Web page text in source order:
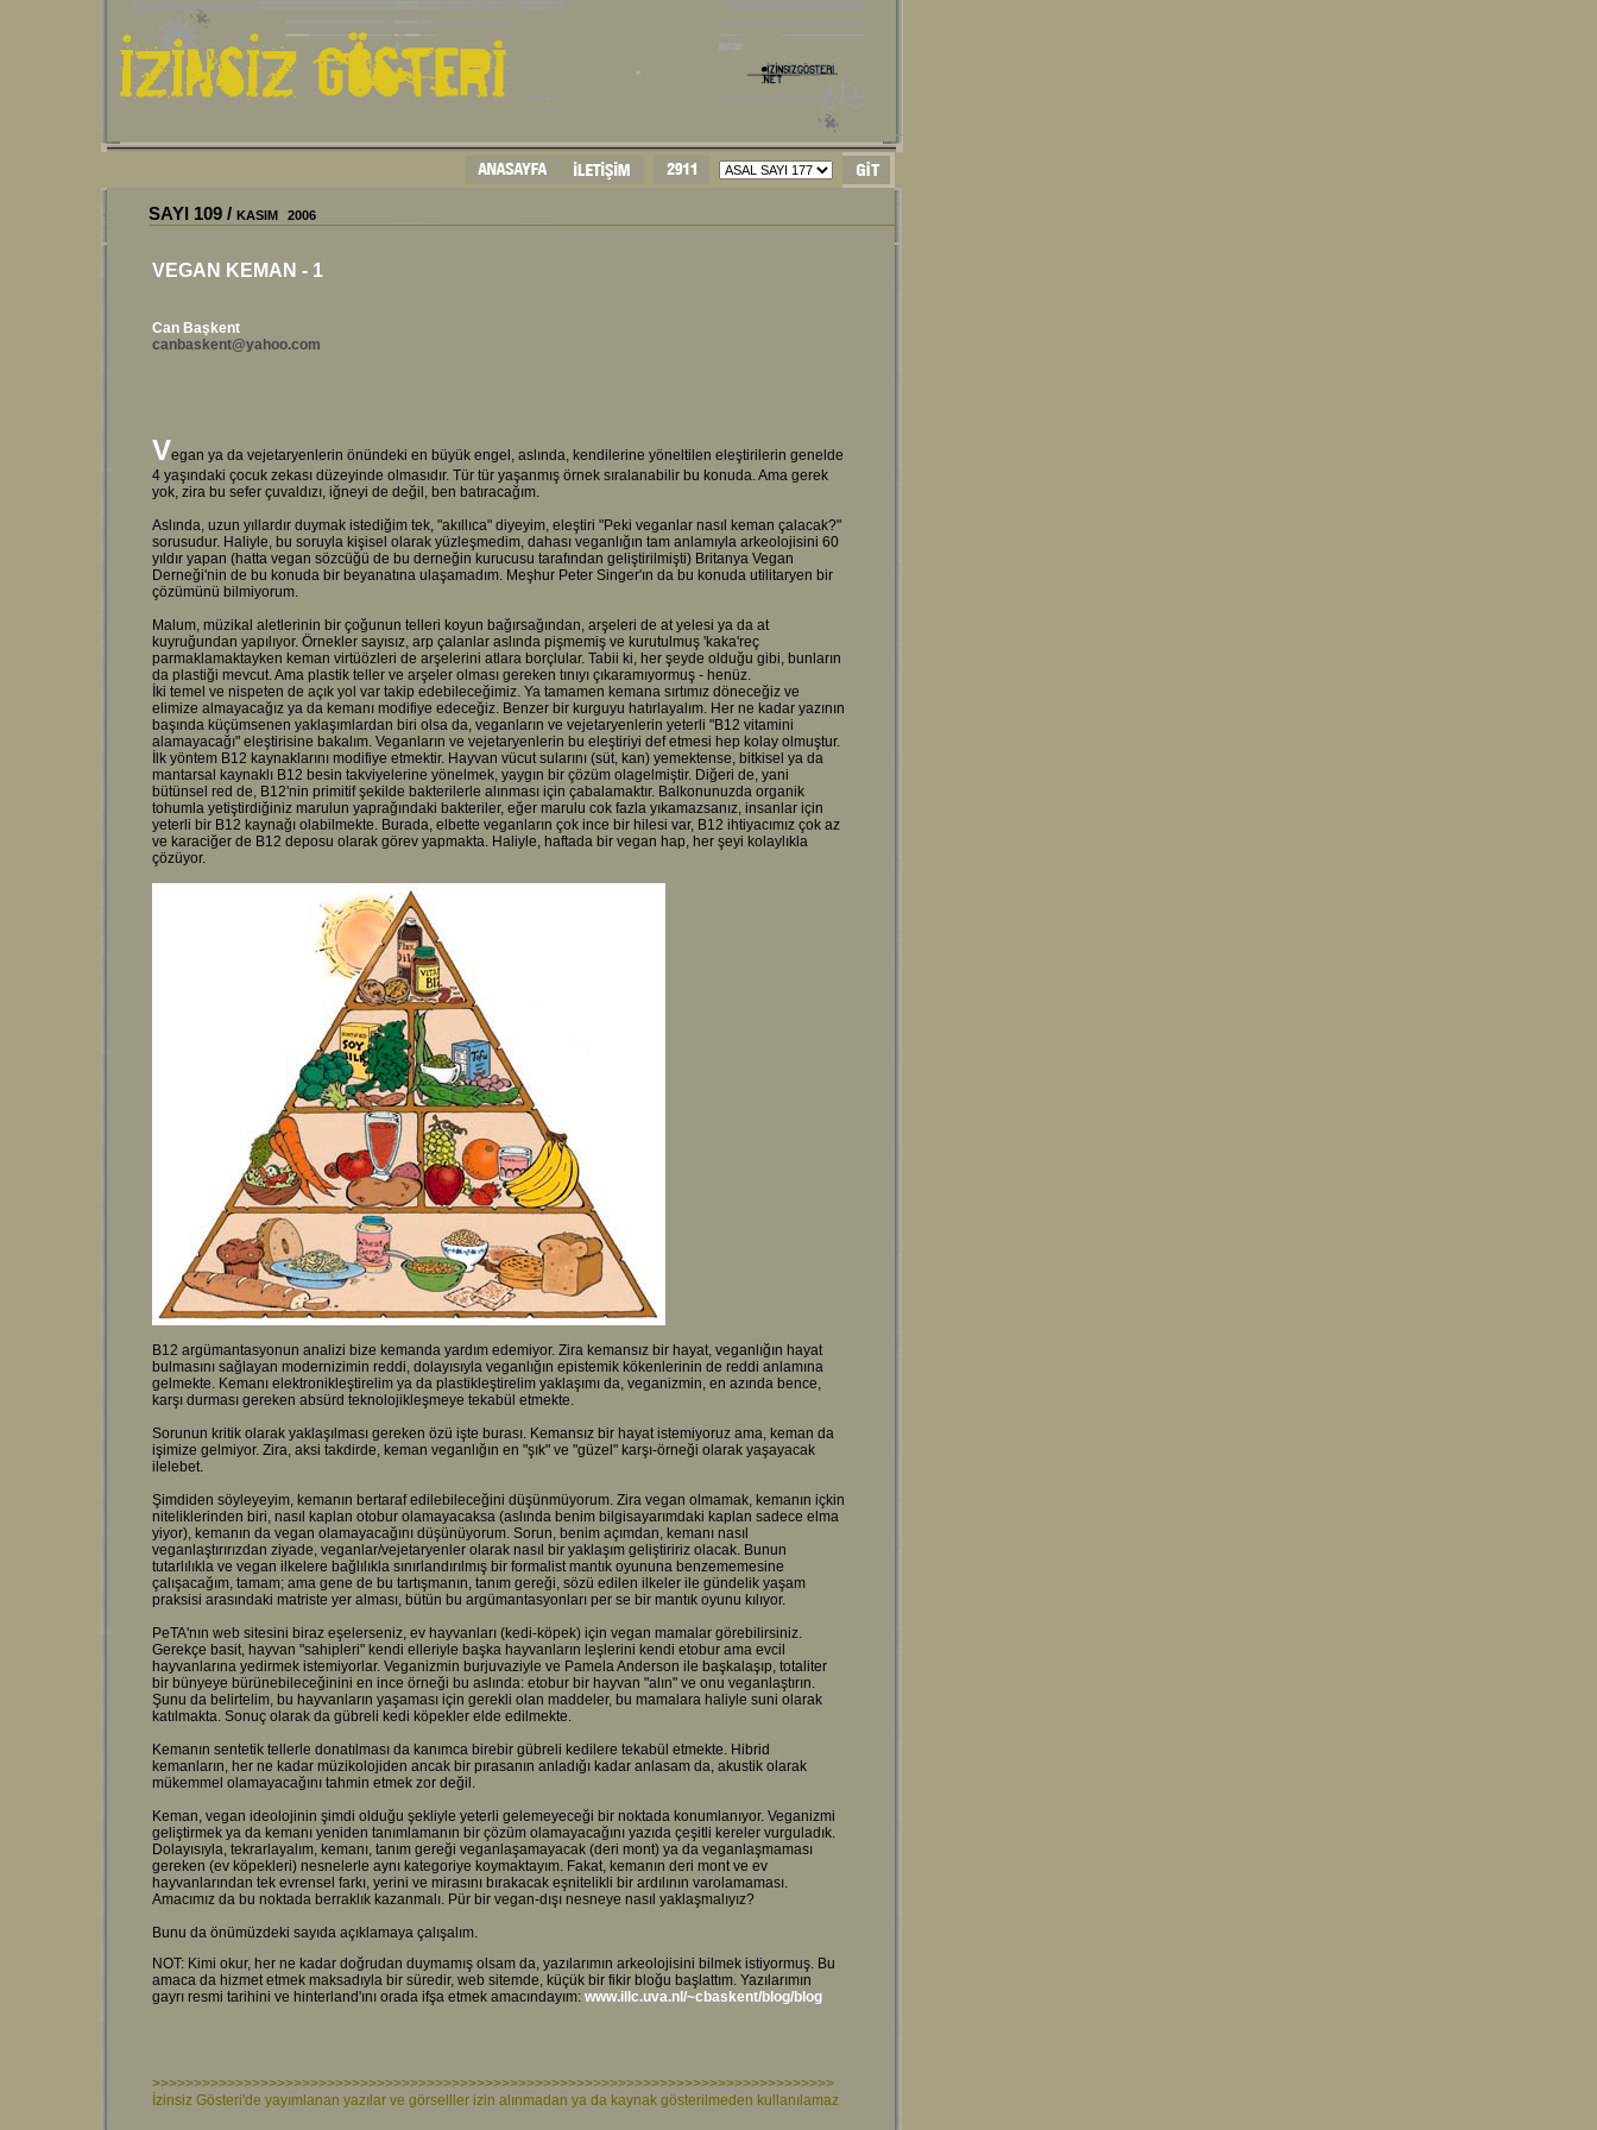
SAYI 109 / KASIM 2006
VEGAN KEMAN - 1
Can Başkent
canbaskent@yahoo.com
Vegan ya da vejetaryenlerin önündeki en büyük engel, aslında, kendilerine yöneltilen eleştirilerin genelde
4 yaşındaki çocuk zekası düzeyinde olmasıdır. Tür tür yaşanmış örnek sıralanabilir bu konuda. Ama gerek
yok, zira bu sefer çuvaldızı, iğneyi de değil, ben batıracağım.
Aslında, uzun yıllardır duymak istediğim tek, "akıllıca" diyeyim, eleştiri "Peki veganlar nasıl keman çalacak?"
sorusudur. Haliyle, bu soruyla kişisel olarak yüzleşmedim, dahası veganlığın tam anlamıyla arkeolojisini 60
yıldır yapan (hatta vegan sözcüğü de bu derneğin kurucusu tarafından geliştirilmişti) Britanya Vegan
Derneği'nin de bu konuda bir beyanatına ulaşamadım. Meşhur Peter Singer'ın da bu konuda utilitaryen bir
çözümünü bilmiyorum.
Malum, müzikal aletlerinin bir çoğunun telleri koyun bağırsağından, arşeleri de at yelesi ya da at
kuyruğundan yapılıyor. Örnekler sayısız, arp çalanlar aslında pişmemiş ve kurutulmuş 'kaka'reç
parmaklamaktayken keman virtüözleri de arşelerini atlara borçlular. Tabii ki, her şeyde olduğu gibi, bunların
da plastiği mevcut. Ama plastik teller ve arşeler olması gereken tınıyı çıkaramıyormuş - henüz.
İki temel ve nispeten de açık yol var takip edebileceğimiz. Ya tamamen kemana sırtımız döneceğiz ve
elimize almayacağız ya da kemanı modifiye edeceğiz. Benzer bir kurguyu hatırlayalım. Her ne kadar yazının
başında küçümsenen yaklaşımlardan biri olsa da, veganların ve vejetaryenlerin yeterli "B12 vitamini
alamayacağı" eleştirisine bakalım. Veganların ve vejetaryenlerin bu eleştiriyi def etmesi hep kolay olmuştur.
İlk yöntem B12 kaynaklarını modifiye etmektir. Hayvan vücut sularını (süt, kan) yemektense, bitkisel ya da
mantarsal kaynaklı B12 besin takviyelerine yönelmek, yaygın bir çözüm olagelmiştir. Diğeri de, yani
bütünsel red de, B12'nin primitif şekilde bakterilerle alınması için çabalamaktır. Balkonunuzda organik
tohumla yetiştirdiğiniz marulun yaprağındaki bakteriler, eğer marulu cok fazla yıkamazsanız, insanlar için
yeterli bir B12 kaynağı olabilmekte. Burada, elbette veganların çok ince bir hilesi var, B12 ihtiyacımız çok az
ve karaciğer de B12 deposu olarak görev yapmakta. Haliyle, haftada bir vegan hap, her şeyi kolaylıkla
çözüyor.
B12 argümantasyonun analizi bize kemanda yardım edemiyor. Zira kemansız bir hayat, veganlığın hayat
bulmasını sağlayan modernizimin reddi, dolayısıyla veganlığın epistemik kökenlerinin de reddi anlamına
gelmekte. Kemanı elektronikleştirelim ya da plastikleştirelim yaklaşımı da, veganizmin, en azında bence,
karşı durması gereken absürd teknolojikleşmeye tekabül etmekte.
Sorunun kritik olarak yaklaşılması gereken özü işte burası. Kemansız bir hayat istemiyoruz ama, keman da
işimize gelmiyor. Zira, aksi takdirde, keman veganlığın en "şık" ve "güzel" karşı-örneği olarak yaşayacak
ilelebet.
Şimdiden söyleyeyim, kemanın bertaraf edilebileceğini düşünmüyorum. Zira vegan olmamak, kemanın içkin
niteliklerinden biri, nasıl kaplan otobur olamayacaksa (aslında benim bilgisayarımdaki kaplan sadece elma
yiyor), kemanın da vegan olamayacağını düşünüyorum. Sorun, benim açımdan, kemanı nasıl
veganlaştırırızdan ziyade, veganlar/vejetaryenler olarak nasıl bir yaklaşım geliştiririz olacak. Bunun
tutarlılıkla ve vegan ilkelere bağlılıkla sınırlandırılmış bir formalist mantık oyununa benzememesine
çalışacağım, tamam; ama gene de bu tartışmanın, tanım gereği, sözü edilen ilkeler ile gündelik yaşam
praksisi arasındaki matriste yer alması, bütün bu argümantasyonları per se bir mantık oyunu kılıyor.
PeTA'nın web sitesini biraz eşelerseniz, ev hayvanları (kedi-köpek) için vegan mamalar görebilirsiniz.
Gerekçe basit, hayvan "sahipleri" kendi elleriyle başka hayvanların leşlerini kendi etobur ama evcil
hayvanlarına yedirmek istemiyorlar. Veganizmin burjuvaziyle ve Pamela Anderson ile başkalaşıp, totaliter
bir bünyeye bürünebileceğinini en ince örneği bu aslında: etobur bir hayvan "alın" ve onu veganlaştırın.
Şunu da belirtelim, bu hayvanların yaşaması için gerekli olan maddeler, bu mamalara haliyle suni olarak
katılmakta. Sonuç olarak da gübreli kedi köpekler elde edilmekte.
Kemanın sentetik tellerle donatılması da kanımca birebir gübreli kedilere tekabül etmekte. Hibrid
kemanların, her ne kadar müzikolojiden ancak bir pırasanın anladığı kadar anlasam da, akustik olarak
mükemmel olamayacağını tahmin etmek zor değil.
Keman, vegan ideolojinin şimdi olduğu şekliyle yeterli gelemeyeceği bir noktada konumlanıyor. Veganizmi
geliştirmek ya da kemanı yeniden tanımlamanın bir çözüm olamayacağını yazıda çeşitli kereler vurguladık.
Dolayısıyla, tekrarlayalım, kemanı, tanım gereği veganlaşamayacak (deri mont) ya da veganlaşmaması
gereken (ev köpekleri) nesnelerle aynı kategoriye koymaktayım. Fakat, kemanın deri mont ve ev
hayvanlarından tek evrensel farkı, yerini ve mirasını bırakacak eşnitelikli bir ardılının varolamaması.
Amacımız da bu noktada berraklık kazanmalı. Pür bir vegan-dışı nesneye nasıl yaklaşmalıyız?
Bunu da önümüzdeki sayıda açıklamaya çalışalım.
NOT: Kimi okur, her ne kadar doğrudan duymamış olsam da, yazılarımın arkeolojisini bilmek istiyormuş. Bu
amaca da hizmet etmek maksadıyla bir süredir, web sitemde, küçük bir fikir bloğu başlattım. Yazılarımın
gayrı resmi tarihini ve hinterland'ını orada ifşa etmek amacındayım: www.illc.uva.nl/~cbaskent/blog/blog
>>>>>>>>>>>>>>>>>>>>>>>>>>>>>>>>>>>>>>>>>>>>>>>>>>>>>>>>>>>>>>>>>>>>>>>>>>>>>>>>>>
İzinsiz Gösteri'de yayımlanan yazılar ve görselller izin alınmadan ya da kaynak gösterilmeden kullanılamaz